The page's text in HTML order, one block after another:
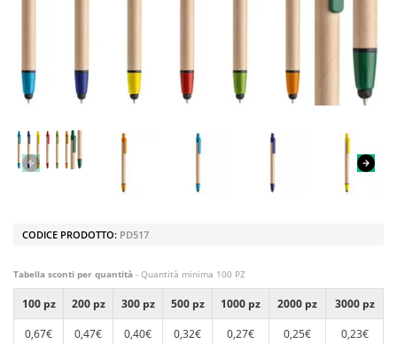
CODICE PRODOTTO: PD517
Tabella sconti per quantità - Quantità minima 100 PZ
100 pz 200 pz 300 pz 500 pz 1000 pz 2000 pz
3000 pz
0,67€
0,47€ 0,40€ 0,32€ 0,27€ 0,25€ 0,23€